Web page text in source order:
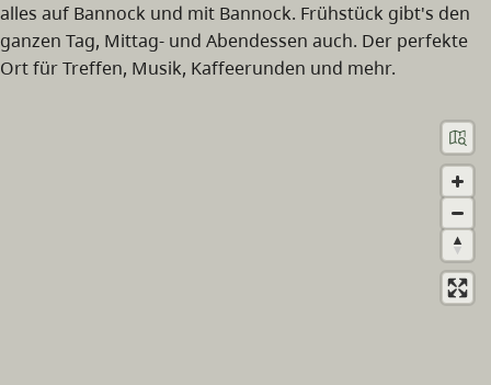
alles auf Bannock und mit Bannock. Frühstück gibt's den
ganzen Tag, Mittag- und Abendessen auch. Der perfekte
Ort für Treffen, Musik, Kaffeerunden und mehr.